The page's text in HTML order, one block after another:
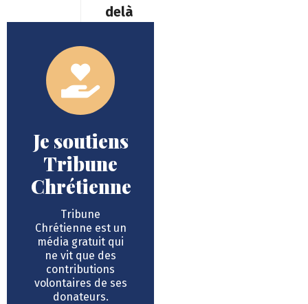
delà
Je soutiens
Tribune
Chrétienne
Tribune
Chrétienne est un
média gratuit qui
ne vit que des
contributions
volontaires de ses
donateurs.